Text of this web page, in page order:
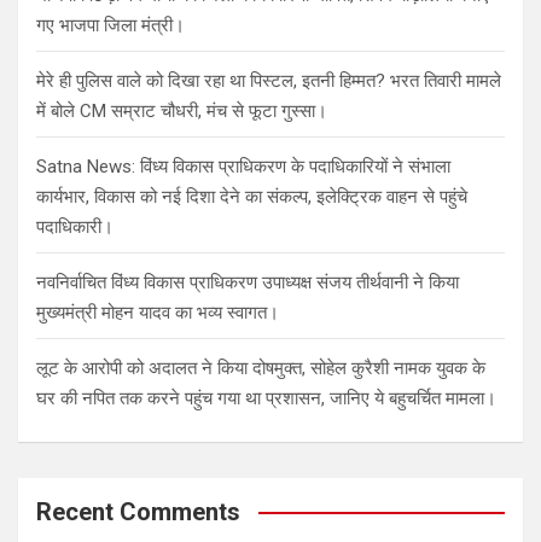
गए भाजपा जिला मंत्री।
मेरे ही पुलिस वाले को दिखा रहा था पिस्टल, इतनी हिम्मत? भरत तिवारी मामले
में बोले CM सम्राट चौधरी, मंच से फूटा गुस्सा।
Satna News: विंध्य विकास प्राधिकरण के पदाधिकारियों ने संभाला
कार्यभार, विकास को नई दिशा देने का संकल्प, इलेक्ट्रिक वाहन से पहुंचे
पदाधिकारी।
नवनिर्वाचित विंध्य विकास प्राधिकरण उपाध्यक्ष संजय तीर्थवानी ने किया
मुख्यमंत्री मोहन यादव का भव्य स्वागत।
लूट के आरोपी को अदालत ने किया दोषमुक्त, सोहेल कुरैशी नामक युवक के
घर की नपित तक करने पहुंच गया था प्रशासन, जानिए ये बहुचर्चित मामला।
Recent Comments